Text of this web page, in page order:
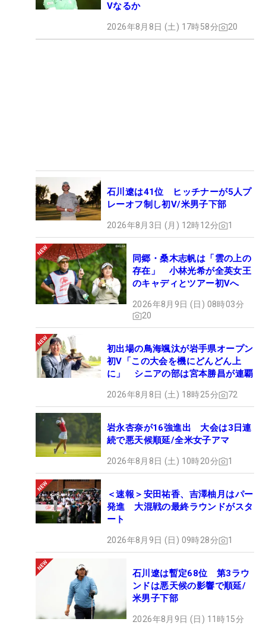
Vなるか
2026年8月8日 (土) 17時58分 20
石川遼は41位 ヒッチナーが5人プ
レーオフ制し初V/米男子下部
2026年8月3日 (月) 12時12分 1
同郷・桑木志帆は「雲の上の
存在」 小林光希が全英女王
のキャディとツアー初Vへ
2026年8月9日 (日) 08時03分
20
初出場の鳥海颯汰が岩手県オープン
初V「この大会を機にどんどん上
に」 シニアの部は宮本勝昌が連覇
2026年8月8日 (土) 18時25分 72
岩永杏奈が16強進出 大会は3日連
続で悪天候順延/全米女子アマ
2026年8月8日 (土) 10時20分 1
＜速報＞安田祐香、吉澤柚月はパー
発進 大混戦の最終ラウンドがスタ
ート
2026年8月9日 (日) 09時28分 1
石川遼は暫定68位 第3ラウ
ンドは悪天候の影響で順延/
米男子下部
2026年8月9日 (日) 11時15分